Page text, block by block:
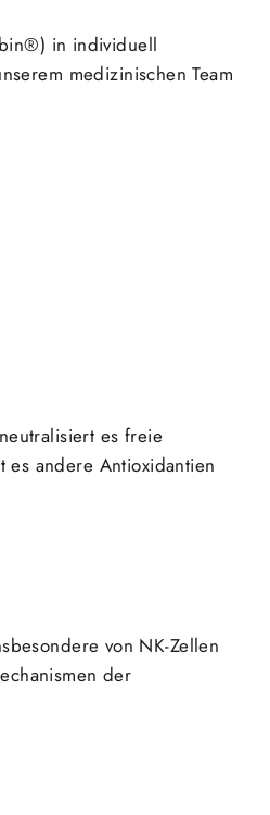
in individuell
medizinischen Team
es freie
es andere Antioxidantien
von NK-Zellen
der